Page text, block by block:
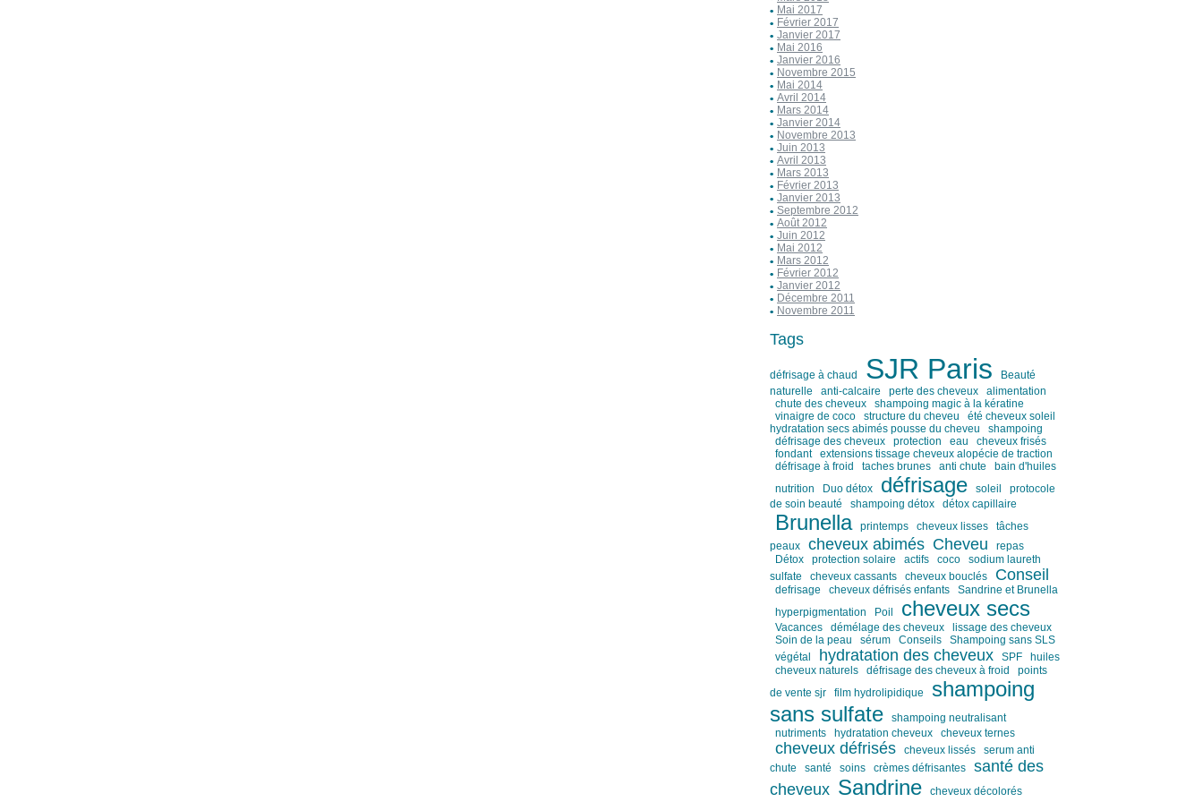
Mai 2017
Février 2017
Janvier 2017
Mai 2016
Janvier 2016
Novembre 2015
Mai 2014
Avril 2014
Mars 2014
Janvier 2014
Novembre 2013
Juin 2013
Avril 2013
Mars 2013
Février 2013
Janvier 2013
Septembre 2012
Août 2012
Juin 2012
Mai 2012
Mars 2012
Février 2012
Janvier 2012
Décembre 2011
Novembre 2011
Tags
défrisage à chaud SJR Paris
Beauté
naturelle
anti-calcaire perte des cheveux
alimentation
chute des cheveux
shampoing magic à la kératine
vinaigre de coco
structure du cheveu
été cheveux soleil
hydratation secs abimés pousse du cheveu
shampoing
défrisage des cheveux
protection eau
cheveux frisés
fondant
extensions tissage cheveux alopécie de traction
défrisage à froid
taches brunes anti chute
bain d'huiles
nutrition
Duo détox défrisage soleil
protocole
de soin beauté
shampoing détox détox capillaire
Brunella printemps cheveux lisses
tâches
peaux
cheveux abimés Cheveu
repas
Détox
protection solaire actifs coco
sodium laureth
sulfate
cheveux cassants cheveux bouclés Conseil
defrisage cheveux défrisés enfants
Sandrine et Brunella
hyperpigmentation
Poil cheveux secs
Vacances démélage des cheveux
lissage des cheveux
Soin de la peau
sérum Conseils
Shampoing sans SLS
végétal
hydratation des cheveux SPF
huiles
cheveux naturels
défrisage des cheveux à froid
points
de vente sjr
film hydrolipidique
shampoing
sans sulfate
shampoing neutralisant
nutriments
hydratation cheveux cheveux ternes
cheveux défrisés cheveux lissés
serum anti
chute
santé soins crèmes défrisantes
santé des
cheveux Sandrine
cheveux décolorés